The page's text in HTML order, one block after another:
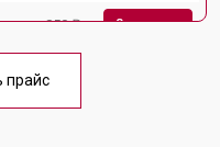
от 850 ₽ Заказать
от 1600 ₽
прайс